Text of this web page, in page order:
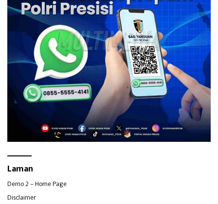
Laman
Demo 2 – Home Page
Disclaimer